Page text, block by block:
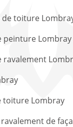
de toiture
peinture Lombray
ravalement
toiture Lombray
de